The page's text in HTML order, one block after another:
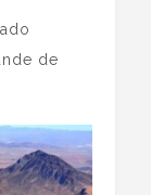
de